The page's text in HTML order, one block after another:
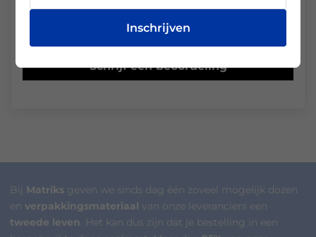
Wees de eerste om een beoordeling te schrijven
Schrijf een beoordeling
Bij Matriks geven we sinds dag één zoveel mogelijk dozen
en verpakkingsmateriaal van onze leveranciers een
tweede leven. Het kan dus zijn dat je bestelling in een
Inschrijven